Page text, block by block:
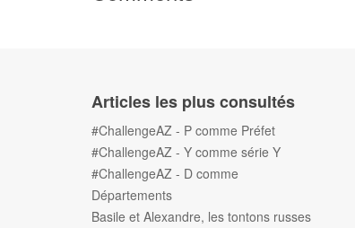
Articles les plus consultés
#ChallengeAZ - P comme Préfet
#ChallengeAZ - Y comme série Y
#ChallengeAZ - D comme
Départements
Basile et Alexandre, les tontons russes